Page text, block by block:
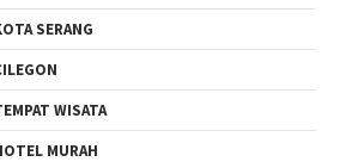
SERANG
WISATA
MURAH